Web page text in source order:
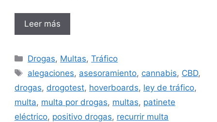
Leer más
Categorías
Drogas, Multas,Tráfico
Etiquetas
alegaciones, asesoramiento, cannabis, CBD,
drogas, drogotest, hoverboards, ley de tráfico,
multa, multa por drogas, multas, patinete
eléctrico, positivo drogas, recurrir multa